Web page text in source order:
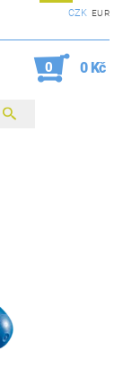
CZK EUR
0 0 Kč